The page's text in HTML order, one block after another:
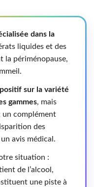
dans la
liquides et des
la périménopause,
sur la variété
gammes, mais
un complément
des
avis médical.
situation :
de l’alcool,
une piste à